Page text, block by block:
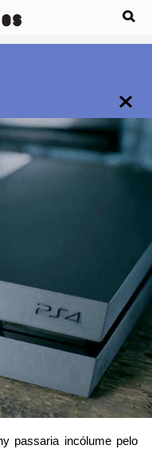
passaria incólume pelo